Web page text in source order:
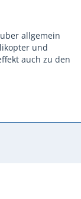
allgemein
und
auch zu den